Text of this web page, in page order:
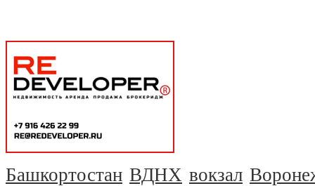
Башкортостан ВДНХ вокзал